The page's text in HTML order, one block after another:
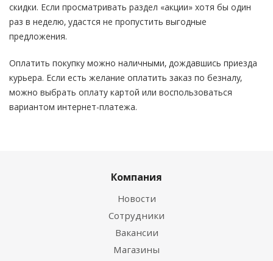
скидки. Если просматривать раздел «акции» хотя бы один
раз в неделю, удастся не пропустить выгодные
предложения.
Оплатить покупку можно наличными, дождавшись приезда
курьера. Если есть желание оплатить заказ по безналу,
можно выбрать оплату картой или воспользоваться
вариантом интернет-платежа.
Компания
Новости
Сотрудники
Вакансии
Магазины